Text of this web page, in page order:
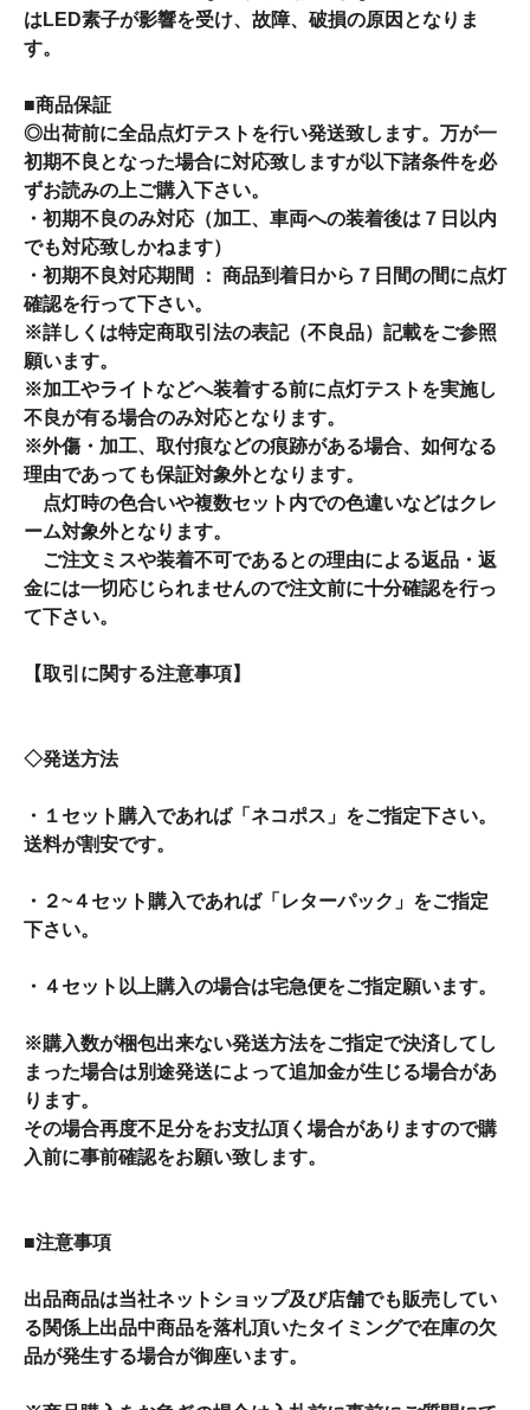
はLED素子が影響を受け、故障、破損の原因となりま
す。
■商品保証
◎出荷前に全品点灯テストを行い発送致します。万が一
初期不良となった場合に対応致しますが以下諸条件を必
ずお読みの上ご購入下さい。
・初期不良のみ対応（加工、車両への装着後は７日以内
でも対応致しかねます）
・初期不良対応期間 ： 商品到着日から７日間の間に点灯
確認を行って下さい。
※詳しくは特定商取引法の表記（不良品）記載をご参照
願います。
※加工やライトなどへ装着する前に点灯テストを実施し
不良が有る場合のみ対応となります。
※外傷・加工、取付痕などの痕跡がある場合、如何なる
理由であっても保証対象外となります。
点灯時の色合いや複数セット内での色違いなどはクレ
ーム対象外となります。
ご注文ミスや装着不可であるとの理由による返品・返
金には一切応じられませんので注文前に十分確認を行っ
て下さい。
【取引に関する注意事項】
◇発送方法
・１セット購入であれば「ネコポス」をご指定下さい。
送料が割安です。
・２~４セット購入であれば「レターパック」をご指定
下さい。
・４セット以上購入の場合は宅急便をご指定願います。
※購入数が梱包出来ない発送方法をご指定で決済してし
まった場合は別途発送によって追加金が生じる場合があ
ります。
その場合再度不足分をお支払頂く場合がありますので購
入前に事前確認をお願い致します。
■注意事項
出品商品は当社ネットショップ及び店舗でも販売してい
る関係上出品中商品を落札頂いたタイミングで在庫の欠
品が発生する場合が御座います。